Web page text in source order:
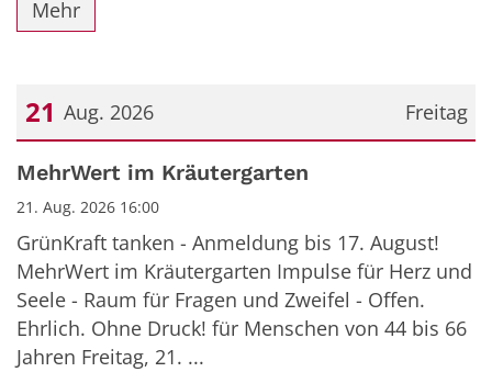
Mehr
Freitag
21 Aug. 2026
Datum: 21. August 2026
MehrWert im Kräutergarten
21. Aug. 2026 16:00
GrünKraft tanken - Anmeldung bis 17. August!
MehrWert im Kräutergarten Impulse für Herz und
Seele - Raum für Fragen und Zweifel - Offen.
Ehrlich. Ohne Druck! für Menschen von 44 bis 66
Jahren Freitag, 21. ...